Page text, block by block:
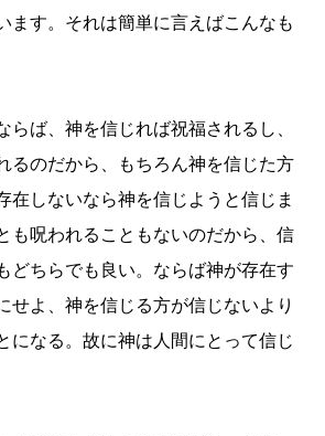
ます。それは簡単に言えばこんなも
らば、神を信じれば祝福されるし、
るのだから、もちろん神を信じた方
在しないなら神を信じようと信じま
も呪われることもないのだから、信
どちらでも良い。ならば神が存在す
せよ、神を信じる方が信じないより
になる。故に神は人間にとって信じ